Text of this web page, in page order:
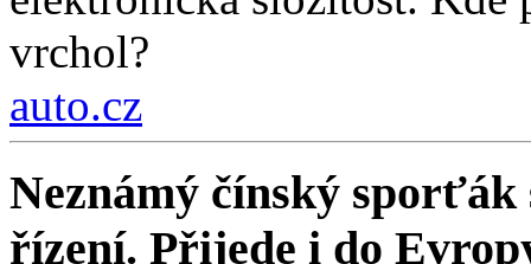
vrchol?
auto.cz
Neznámý čínský
řízení. Přijede i do